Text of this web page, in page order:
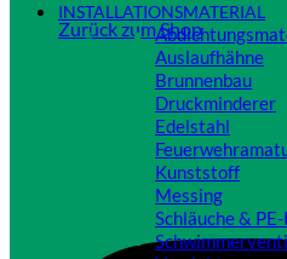
Zurück zum Shop
INSTALLATIONSMATERIAL
Auslaufhähne
Brunnenbau
Druckminderer
Edelstahl
Kunststoff
Messing
Schläuche &